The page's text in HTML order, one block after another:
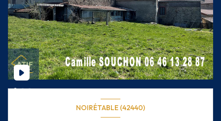
NOIRÉTABLE (42440)